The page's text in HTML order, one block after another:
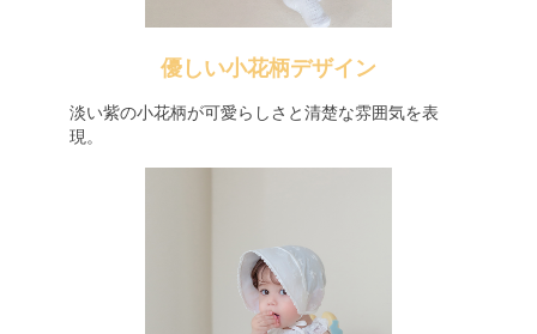
優しい小花柄デザイン
淡い紫の小花柄が可愛らしさと清楚な雰囲気を表
現。